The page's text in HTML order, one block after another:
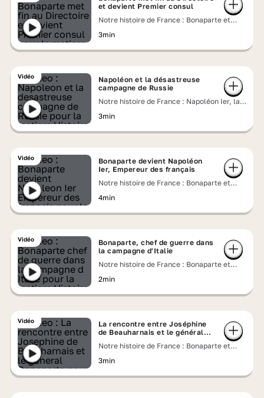
et devient Premier consul
Notre histoire de France : Bonaparte et
3min
Vidéo
Napoléon et la désastreuse
campagne de Russie
Notre histoire de France : Napoléon Ier, la
3min
Vidéo
Bonaparte devient Napoléon
Ier, Empereur des français
Notre histoire de France : Bonaparte et
4min
Vidéo
Bonaparte, chef de guerre dans
la campagne d'Italie
Notre histoire de France : Bonaparte et
2min
Vidéo
La rencontre entre Joséphine
de Beauharnais et le général
Notre histoire de France : Bonaparte et
3min